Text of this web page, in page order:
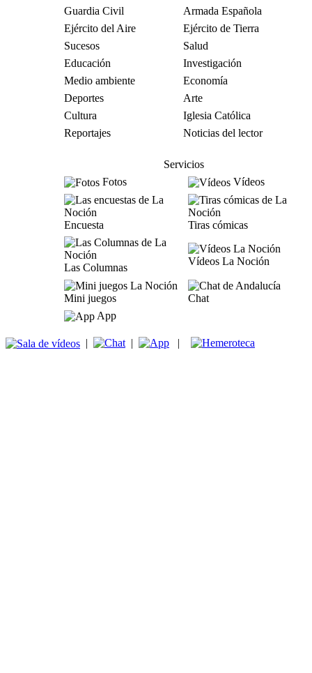
Guardia Civil
Armada Española
Ejército del Aire
Ejército de Tierra
Sucesos
Salud
Educación
Investigación
Medio ambiente
Economía
Deportes
Arte
Cultura
Iglesia Católica
Reportajes
Noticias del lector
Servicios
Fotos
Vídeos
Encuesta Tiras cómicas
Las Columnas
Vídeos La Noción
Mini juegos
Chat
App
| | |